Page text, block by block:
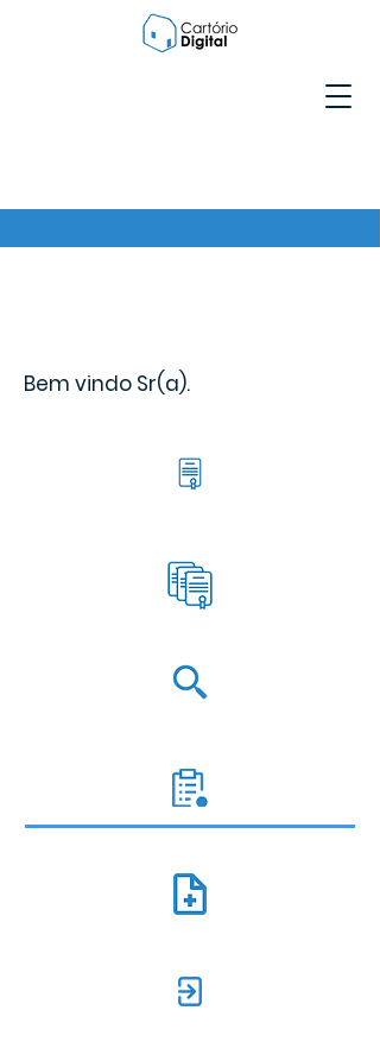
Bem vindo Sr(a).